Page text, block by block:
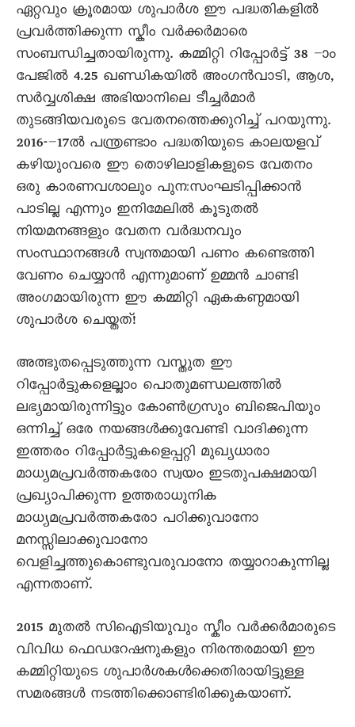
ഏറ്റവും ക്രൂരമായ ശുപാർശ ഈ പദ്ധതികളിൽ
പ്രവർത്തിക്കുന്ന സ്കീം വർക്കർമാരെ
സംബന്ധിച്ചതായിരുന്നു. കമ്മിറ്റി റിപ്പോർട്ട് 38 –ാം
പേജിൽ 4.25 ഖണ്ഡികയിൽ അംഗൻവാടി, ആശ,
സർവ്വശിക്ഷ അഭിയാനിലെ ടീച്ചർമാർ
തുടങ്ങിയവരുടെ വേതനത്തെക്കുറിച്ച് പറയുന്നു.
2016-–17ൽ പന്ത്രണ്ടാം പദ്ധതിയുടെ കാലയളവ്
കഴിയുംവരെ ഈ തൊഴിലാളികളുടെ വേതനം
ഒരു കാരണവശാലും പുനഃസംഘടിപ്പിക്കാൻ
പാടില്ല എന്നും ഇനിമേലിൽ കൂടുതൽ
നിയമനങ്ങളും വേതന വർദ്ധനവും
സംസ്ഥാനങ്ങൾ സ്വന്തമായി പണം കണ്ടെത്തി
വേണം ചെയ്യാൻ എന്നുമാണ് ഉമ്മൻ ചാണ്ടി
അംഗമായിരുന്ന ഈ കമ്മിറ്റി ഏകകണ്ഠമായി
ശുപാർശ ചെയ്തത്!
അത്ഭുതപ്പെടുത്തുന്ന വസ്തുത ഈ
റിപ്പോർട്ടുകളെല്ലാം പൊതുമണ്ഡലത്തിൽ
ലഭ്യമായിരുന്നിട്ടും കോൺഗ്രസും ബിജെപിയും
ഒന്നിച്ച് ഒരേ നയങ്ങൾക്കുവേണ്ടി വാദിക്കുന്ന
ഇത്തരം റിപ്പോർട്ടുകളെപ്പറ്റി മുഖ്യധാരാ
മാധ്യമപ്രവർത്തകരോ സ്വയം ഇടതുപക്ഷമായി
പ്രഖ്യാപിക്കുന്ന ഉത്തരാധുനിക
മാധ്യമപ്രവർത്തകരോ പഠിക്കുവാനോ
മനസ്സിലാക്കുവാനോ
വെളിച്ചത്തുകൊണ്ടുവരുവാനോ തയ്യാറാകുന്നില്ല
എന്നതാണ്.
2015 മുതൽ സിഐടിയുവും സ്കീം വർക്കർമാരുടെ
വിവിധ ഫെഡറേഷനുകളും നിരന്തരമായി ഈ
കമ്മിറ്റിയുടെ ശുപാർശകൾക്കെതിരായിട്ടുള്ള
സമരങ്ങൾ നടത്തിക്കൊണ്ടിരിക്കുകയാണ്.